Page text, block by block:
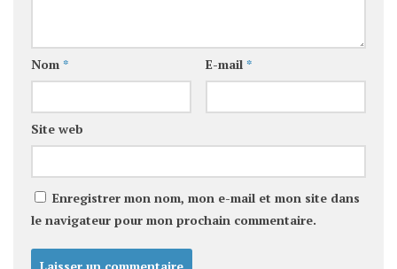
Nom * E-mail *
Site web
Enregistrer mon nom, mon e-mail et mon site dans
le navigateur pour mon prochain commentaire.